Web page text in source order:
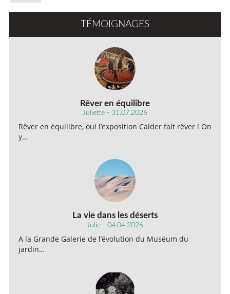
TÉMOIGNAGES
Rêver en équilibre
Juliette - 31.07.2026
Rêver en équilibre, oui l’exposition Calder fait rêver ! On
y…
La vie dans les déserts
Julie - 04.04.2026
A la Grande Galerie de l’évolution du Muséum du
jardin…